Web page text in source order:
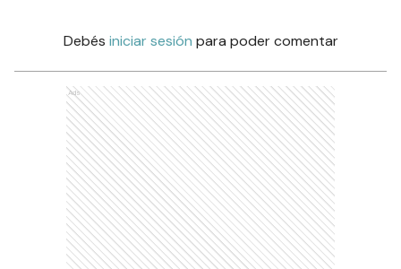
Debés iniciar sesión para poder comentar
Ads